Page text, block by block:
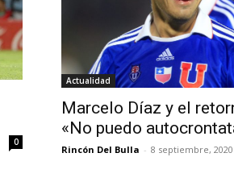
0
Actualidad
Marcelo Díaz y el
«No puedo
Rincón Del Bulla - 8 septiembre, 2020